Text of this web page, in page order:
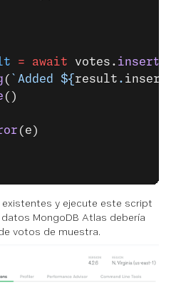
= await votes.
( `Added ${ result .
()
(e)
y ejecute este script
MongoDB Atlas debería
votos de muestra.